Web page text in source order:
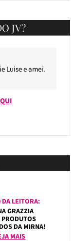
JV?
Luise e amei.
DA LEITORA:
GRAZZIA
PRODUTOS
DA MIRNA!
MAIS